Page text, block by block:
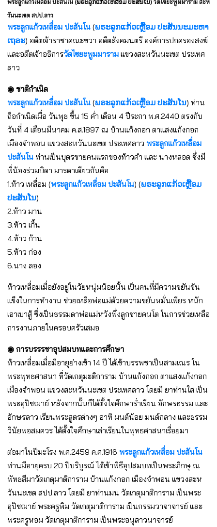
พระลูกแก้วเหลื่อม ปะสันโน (ພຣະລູກແກ້ວເຫລື້ອມ ປະສັນໂນ) วัดไซยะพูมมาราม สะห
วันนะเขต สปป.ลาว
พระลูกแก้วเหลื่อม ปะสันโน (ພຣະລູກແກ້ວເຫຼື້ອມ ປະສັນນະມະຫາ
ເຖຣະ) อดีตเจ้าราชาคณะขวา อดีตสังคมนตรี องค์การปกครองสงฆ์
และอดีตเจ้าอธิการวัดไซยะพูมมาราม แขวงสะหวันนะเขต ประเทศ
ลาว
◉ ชาติกำเนิด
พระลูกแก้วเหลื่อม ปะสันโน (ພຣະລູກແກ້ວເຫຼື້ອມ ປະສັນໂນ) ท่าน
ถือกำเนิดเมื่อ วันพุธ ขึ้น 15 ค่ำ เดือน 4 ปีระกา พ.ศ.2440 ตรงกับ
วันที่ 4 เดือนมีนาคม ค.ส.1897 ณ บ้านแก้งกอก ตาแสงแก้งกอก
เมืองจำพอน แขวงสะหวันนะเขต ประเทศลาว พระลูกแก้วเหลื่อม
ปะสันโน ท่านเป็นบุตรชายคนแรกของท้าวคำ และ นางหลอด ซึ่งมี
พี่น้องร่วมบิดา มารดาเดียวกันคือ
1.ท้าว เหลื่อม (พระลูกแก้วเหลื่อม ปะสันโน) (ພຣະລູກແກ້ວເຫຼື້ອມ
ປະສັນໂນ)
2.ท้าว มาน
3.ท้าว เกิ้น
4.ท้าว ก้าน
5.ท้าว ก่อง
6.นาง ลอง
ท้าวเหลื่อมเมื่อยังอยู่ในวัยหนุ่มน้อยนั้น เป็นคนที่มีความขยันขัน
แข็งในการทำงาน ช่วยเหลือพ่อแม่ด้วยความขยันหมั่นเพียร หนัก
เอาเบาสู้ ซึ่งเป็นธรรมดาพ่อแม่หวังพึ่งลูกชายคนโต ในการช่วยเหลือ
การงานภายในครอบครัวเสมอ
◉ การบรรรชาอุปสมบทและการศึกษา
ท้าวเหลื่อมเมื่อมีอายุย่างเข้า 14 ปี ได้เข้าบรรพชาเป็นสามเณร ใน
พระพุทธศาสนา ที่วัดเกตุมะติการาม บ้านแก้งกอก ตาแสงแก้งกอก
เมืองจำพอน แขวงสะหวันนะเขต ประเทศลาว โดยมี ยาท่านใส เป็น
พระอุปัชฌาย์ หลังจากนั้นก็ได้ตั้งใจศึกษาร่ำเรียน อักษรธรรม และ
อักษรลาว เรียนพระสูตรต่างๆ อาทิ มนต์น้อย มนต์กลาง และธรรม
วินัยพอสมควร ได้ตั้งใจศึกษาเล่าเรียนในพุทธศาสนาเรื่อยมา
ต่อมาในปีมะโรง พ.ศ.2459 ค.ศ.1916 พระลูกแก้วเหลื่อม ปะสันโน
ท่านมีอายุครบ 20 ปีบริบูรณ์ ได้เข้าพิธีอุปสมบทเป็นพระภิกษุ ณ
พัทธสีมาวัดเกตุมาติการาม บ้านแก้งกอก เมืองจำพอน แขวงสะห
วันนะเขต สปป.ลาว โดยมี ยาท่านมน วัดเกตุมาติการาม เป็นพระ
อุปัชฌาย์ พระครูพิม วัดเกตุมาติการาม เป็นกรรมวาจาจารย์ และ
พระครูหอม วัดเกตุมาติการาม เป็นพระอนุสาวนาจารย์